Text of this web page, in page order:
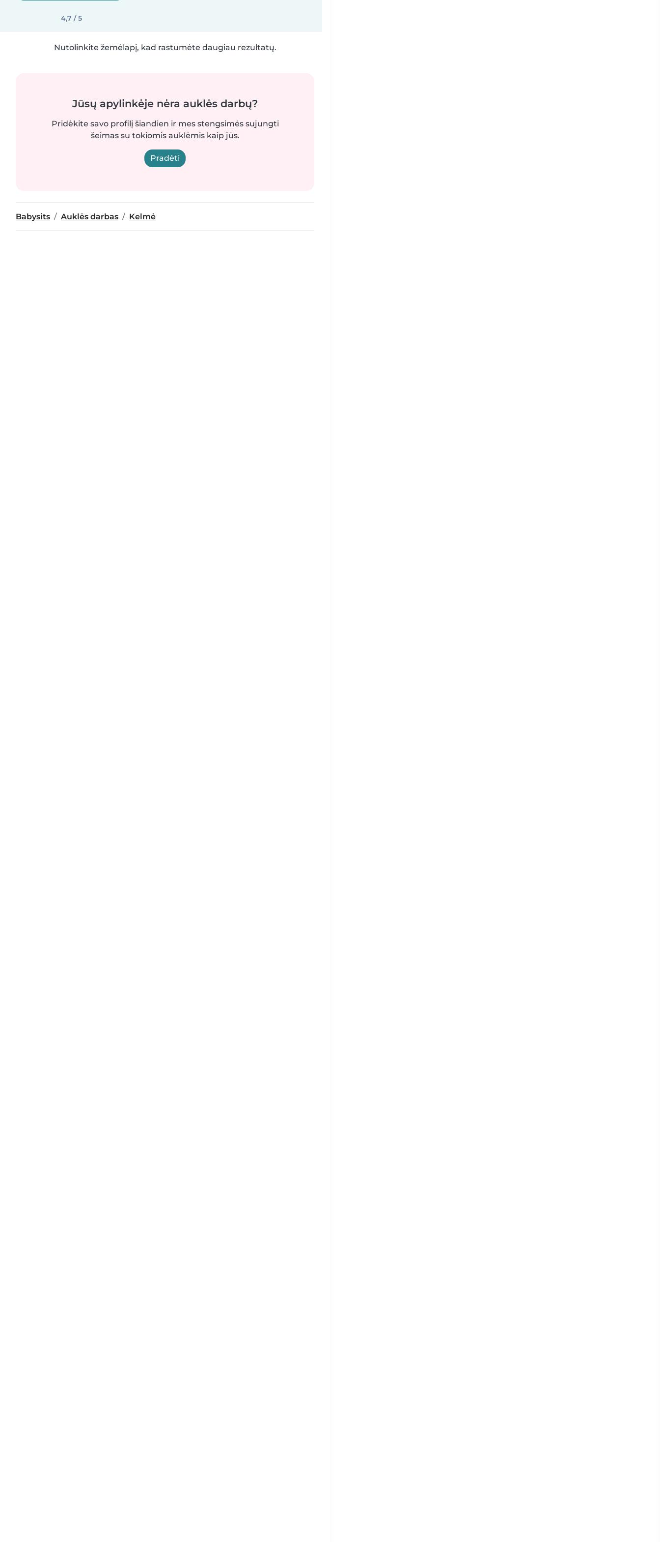
4,7 / 5
Nutolinkite žemėlapį, kad rastumėte daugiau rezultatų.
Jūsų apylinkėje nėra auklės darbų?
Pridėkite savo profilį šiandien ir mes stengsimės sujungti
šeimas su tokiomis auklėmis kaip jūs.
Pradėti
Babysits Auklės darbas Kelmė